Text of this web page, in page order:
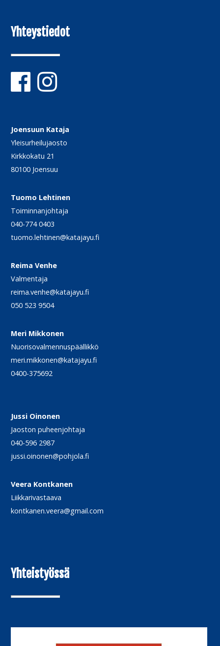
Yhteystiedot
Joensuun Kataja
Yleisurheilujaosto
Kirkkokatu 21
80100 Joensuu
Tuomo Lehtinen
Toiminnanjohtaja
040-774 0403
tuomo.lehtinen@katajayu.fi
Reima Venhe
Valmentaja
reima.venhe@katajayu.fi
050 523 9504
Meri Mikkonen
Nuorisovalmennuspäällikkö
meri.mikkonen@katajayu.fi
0400-375692
Jussi Oinonen
Jaoston puheenjohtaja
040-596 2987
jussi.oinonen@pohjola.fi
Veera Kontkanen
Liikkarivastaava
kontkanen.veera@gmail.com
Yhteistyössä